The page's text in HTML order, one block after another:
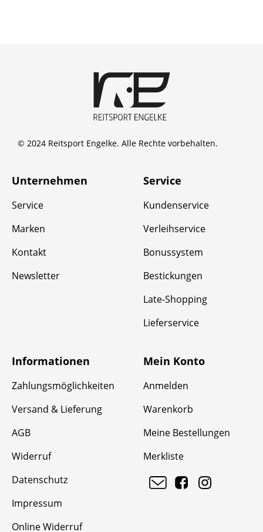
© 2024 Reitsport Engelke. Alle Rechte vorbehalten.
Unternehmen
Service
Marken
Kontakt
Newsletter
Service
Kundenservice
Verleihservice
Bonussystem
Bestickungen
Late-Shopping
Lieferservice
Informationen
Zahlungsmöglichkeiten
Versand & Lieferung
AGB
Widerruf
Datenschutz
Impressum
Online Widerruf
Mein Konto
Anmelden
Warenkorb
Meine Bestellungen
Merkliste